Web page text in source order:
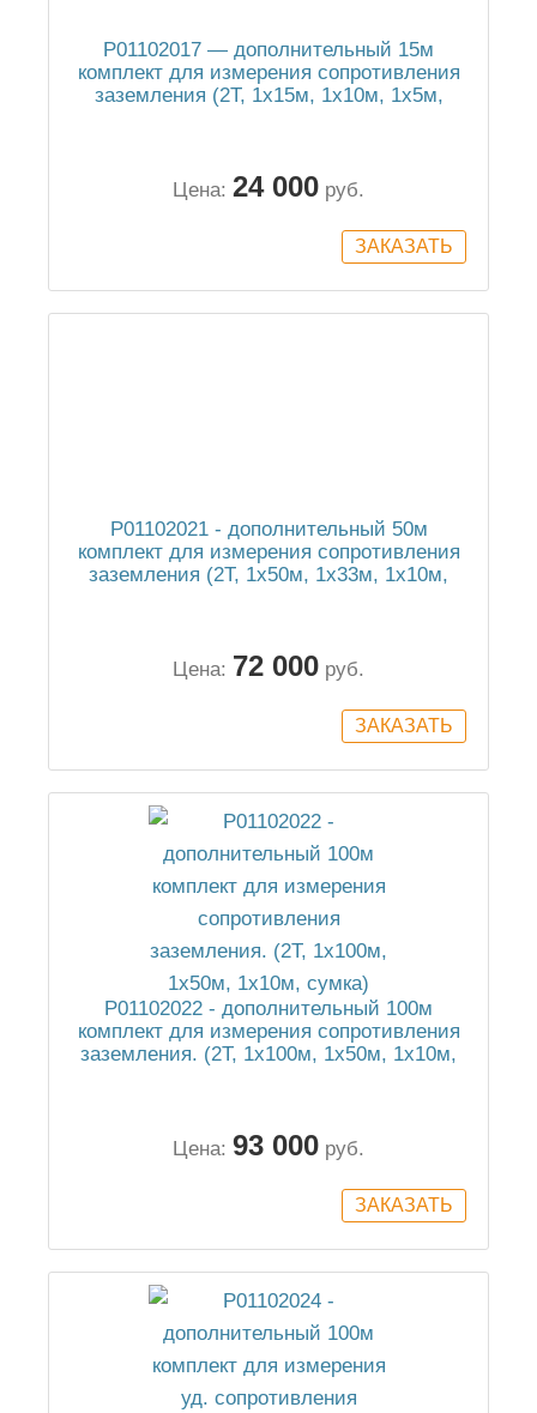
P01102017 — дополнительный 15м
комплект для измерения сопротивления
заземления (2Т, 1х15м, 1х10м, 1х5м,
Цена: 24 000 руб.
P01102021 - дополнительный 50м
комплект для измерения сопротивления
заземления (2Т, 1х50м, 1х33м, 1х10м,
Цена: 72 000 руб.
P01102022 - дополнительный 100м
комплект для измерения сопротивления
заземления. (2Т, 1х100м, 1х50м, 1х10м,
Цена: 93 000 руб.